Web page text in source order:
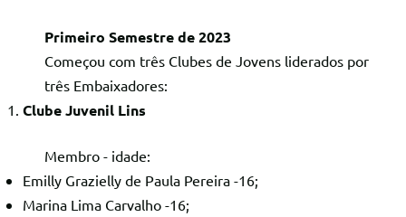
Primeiro Semestre de 2023
Começou com três Clubes de Jovens liderados por
três Embaixadores:
Clube Juvenil Lins
Membro - idade:
Emilly Grazielly de Paula Pereira -16;
Marina Lima Carvalho -16;